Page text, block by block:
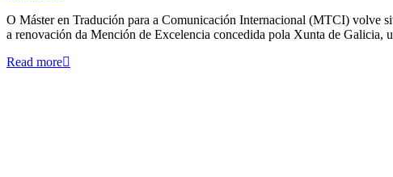
O Máster en Tradución para a Comunicación Internacional (MTCI) volve
a renovación da Mención de Excelencia concedida pola Xunta de Galicia,
Read more